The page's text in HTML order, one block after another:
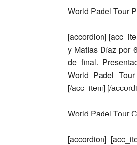
World Padel Tour
[accordion]
y Matías Díaz por
de final.
World Padel Tour
[/acc_item] [/
World Padel Tour
[accordion]